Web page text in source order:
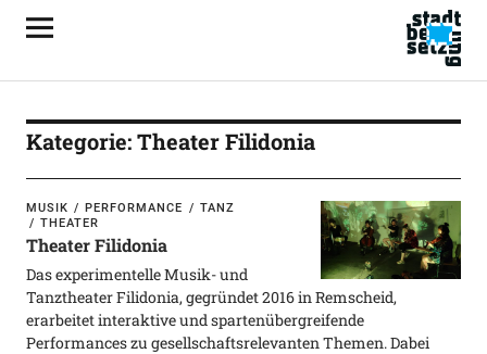
Kategorie:Theater Filidonia
MUSIK PERFORMANCE
TANZ
THEATER
Theater Filidonia
Das experimentelle Musik- und
Tanztheater Filidonia, gegründet 2016 in Remscheid,
erarbeitet interaktive und spartenübergreifende
Performances zu gesellschaftsrelevanten Themen. Dabei